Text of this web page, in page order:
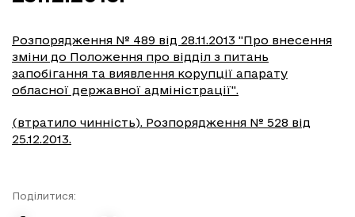
Розпорядження № 489 від 28.11.2013 "Про внесення
зміни до Положення про відділ з питань
запобігання та виявлення корупції апарату
обласної державної адміністрації".
(втратило чинність). Розпорядження № 528 від
25.12.2013.
Поділитися: